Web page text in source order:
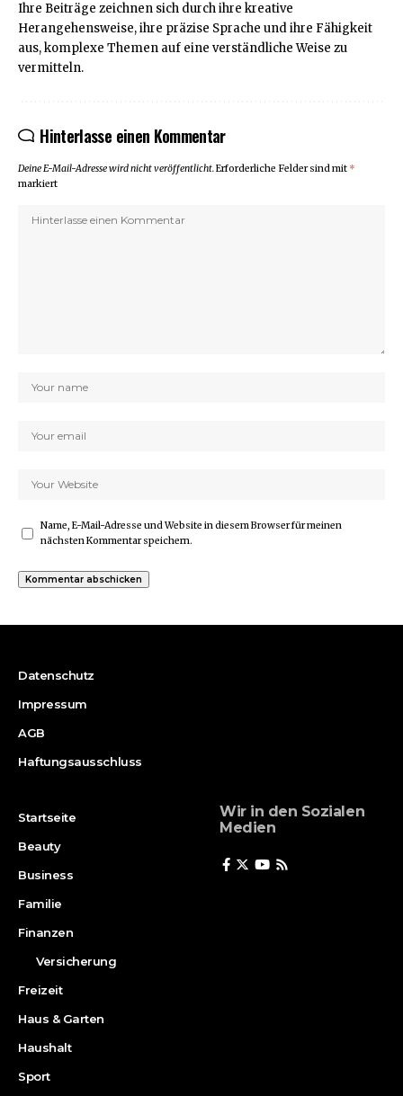
Ihre Beiträge zeichnen sich durch ihre kreative
Herangehensweise, ihre präzise Sprache und ihre Fähigkeit
aus, komplexe Themen auf eine verständliche Weise zu
vermitteln.
Hinterlasse einen Kommentar
Deine E-Mail-Adresse wird nicht veröffentlicht.Erforderliche Felder sind mit *
markiert
Name, E-Mail-Adresse und Website in diesem Browser für meinen
nächsten Kommentar speichern.
Datenschutz
Impressum
AGB
Haftungsausschluss
Startseite
Beauty
Business
Familie
Finanzen
Versicherung
Freizeit
Haus & Garten
Haushalt
Sport
Wir in den Sozialen
Medien